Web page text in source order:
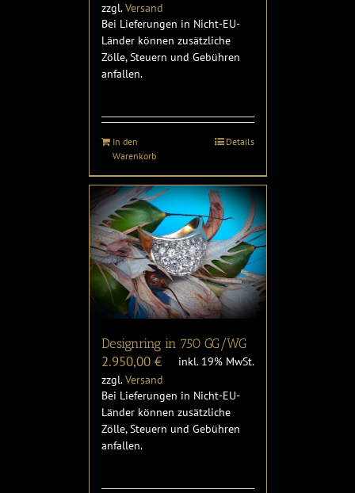
zzgl.Versand
Bei Lieferungen in Nicht-EU-
Länder können zusätzliche
Zölle, Steuern und Gebühren
anfallen.
In den
Warenkorb
Details
Designring in 750 GG/WG
2.950,00 €
inkl. 19% MwSt.
zzgl.Versand
Bei Lieferungen in Nicht-EU-
Länder können zusätzliche
Zölle, Steuern und Gebühren
anfallen.